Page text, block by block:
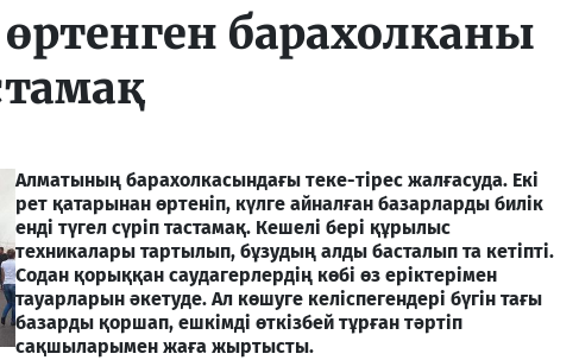
барахолканы
Алматының барахолкасындағы теке-тірес жалғасуда. Екі
рет қатарынан өртеніп, күлге айналған базарларды билік
енді түгел сүріп тастамақ. Кешелі бері құрылыс
техникалары тартылып, бұзудың алды басталып та кетіпті.
Содан қорыққан саудагерлердің көбі өз еріктерімен
тауарларын әкетуде. Ал көшуге келіспегендері бүгін тағы
базарды қоршап, ешкімді өткізбей тұрған тәртіп
сақшыларымен жаға жыртысты.